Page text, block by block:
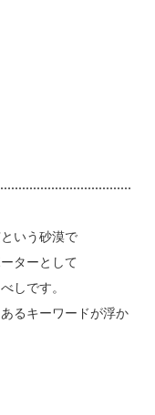
いう砂漠で
ターとして
しです。
るキーワードが浮か